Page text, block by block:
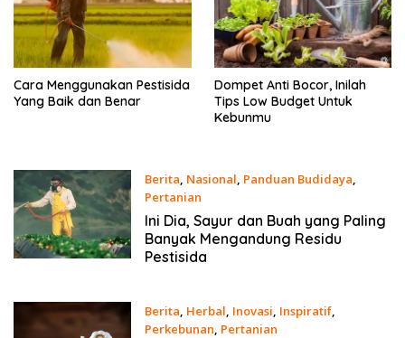
Cara Menggunakan Pestisida
Yang Baik dan Benar
Dompet Anti Bocor, Inilah
Tips Low Budget Untuk
Kebunmu
Berita, Nasional, Panduan Budidaya,
Pertanian
6 Desember 2023
Ini Dia, Sayur dan Buah yang Paling
Banyak Mengandung Residu
Pestisida
Berita, Herbal, Inovasi, Inspiratif,
Perkebunan, Pertanian